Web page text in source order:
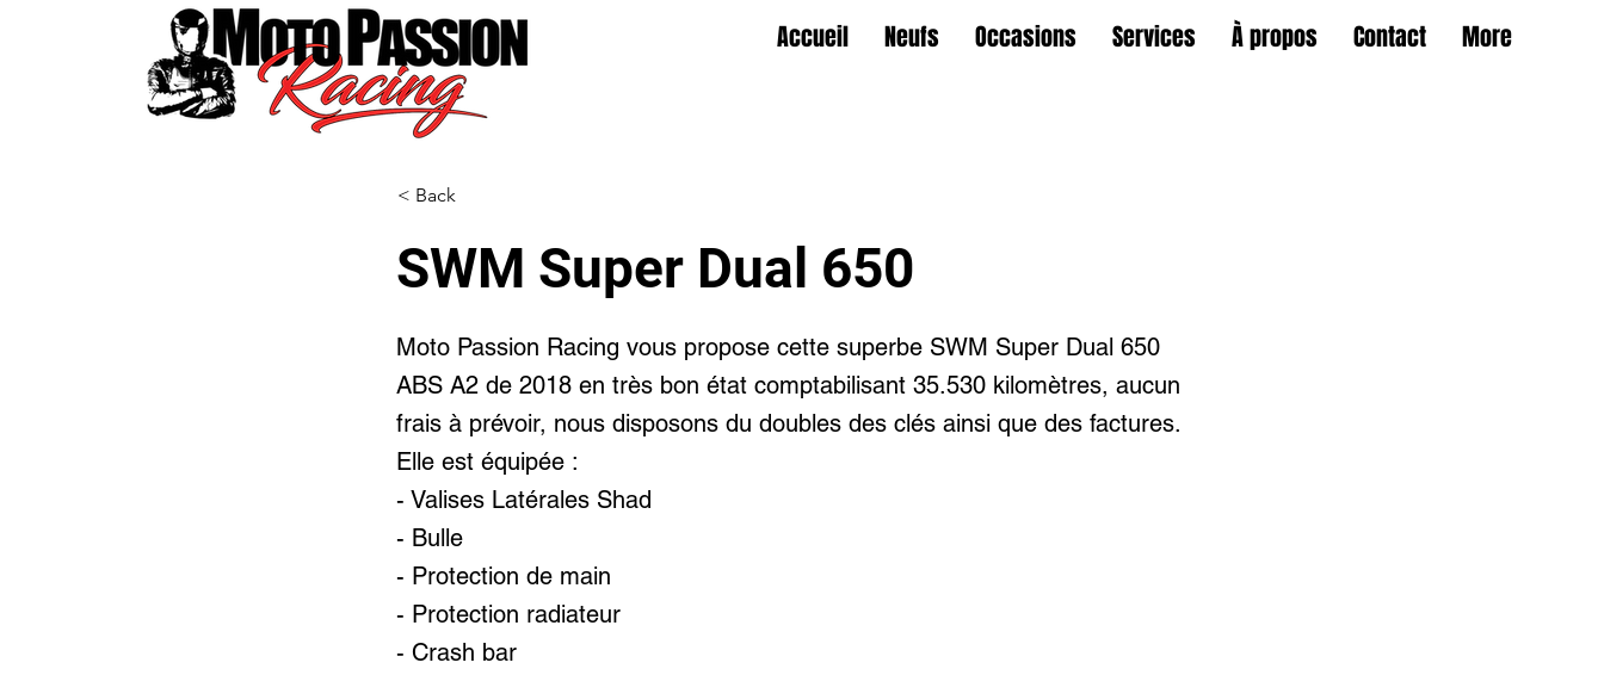
Accueil Neufs Occasions Services À propos Contact More
< Back
SWM Super Dual 650
Moto Passion Racing vous propose cette superbe SWM Super Dual 650
ABS A2 de 2018 en très bon état comptabilisant 35.530 kilomètres, aucun
frais à prévoir, nous disposons du doubles des clés ainsi que des factures.
Elle est équipée :
- Valises Latérales Shad
- Bulle
- Protection de main
- Protection radiateur
- Crash bar